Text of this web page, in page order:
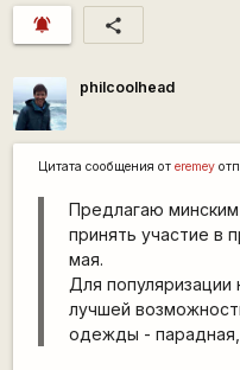
notifications_active share
philcoolhead
Цитата сообщения от eremey
Предлагаю
принять участие в
мая.
Для
лучшей
одежды - парадная,